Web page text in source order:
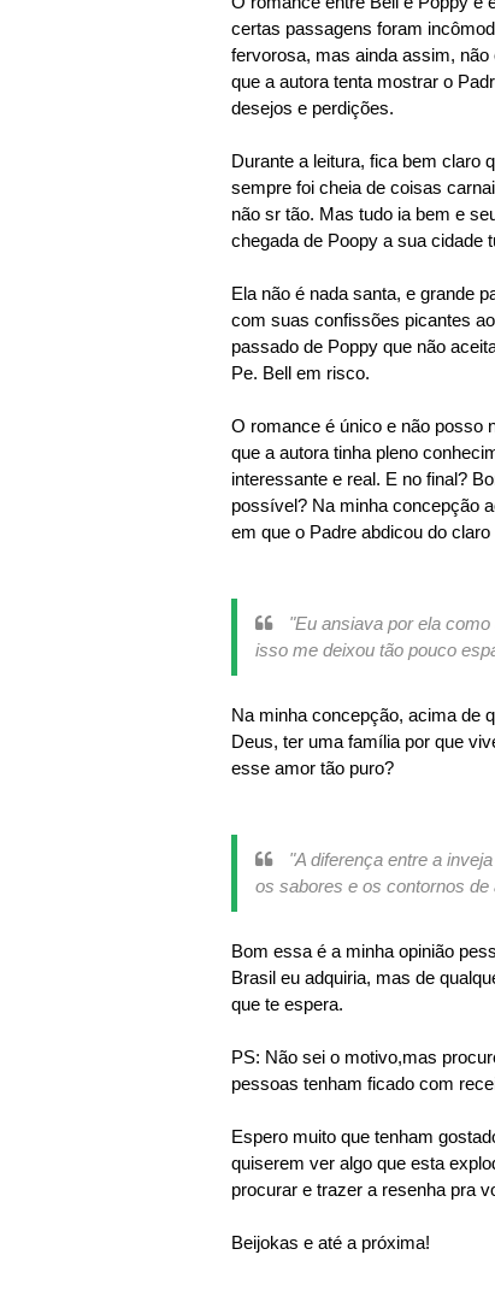
certas passagens foram
fervorosa, mas ainda assim,
que a autora tenta mostrar o
desejos e perdições.
Durante a leitura, fica bem claro
sempre foi cheia de coisas
não sr tão. Mas tudo ia bem e
chegada de Poopy a sua cidade
Ela não é nada santa, e grande
com suas confissões picantes
passado de Poppy que não
Pe. Bell em risco.
O romance é único e não posso
que a autora tinha pleno
interessante e real. E no final?
possível? Na minha concepção
em que o Padre abdicou do
"Eu ansiava por ela
isso me deixou tão pouco
Na minha concepção, acima de
Deus, ter uma família por que
esse amor tão puro?
"A diferença entre a
os sabores e os contornos de
Bom essa é a minha opinião
Brasil eu adquiria, mas de
que te espera.
PS: Não sei o motivo,mas
pessoas tenham ficado com
Espero muito que tenham
quiserem ver algo que esta
procurar e trazer a resenha pra
Beijokas e até a próxima!